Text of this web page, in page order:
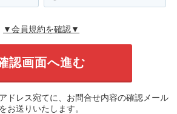
▼会員規約を確認▼
ドレス宛てに、お問合せ内容の確認メール
をお送りいたします。